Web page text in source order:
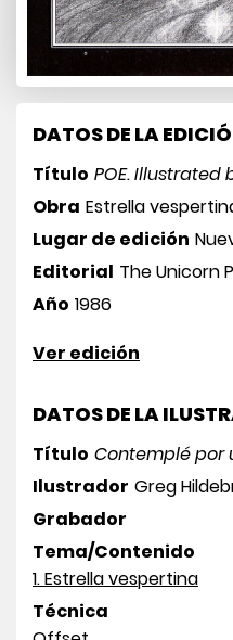
DATOS DE LA
Título POE.
Obra Estrella
Lugar de edición
Editorial The Unicorn
Año 1986
Ver edición
DATOS DE LA
Título Contemplé por
Ilustrador Greg
Grabador
Tema/Contenido
1. Estrella vespertina
Técnica